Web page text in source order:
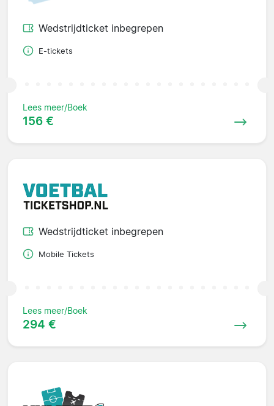
Wedstrijdticket inbegrepen
E-tickets
Lees meer/Boek
156 €
Wedstrijdticket inbegrepen
Mobile Tickets
Lees meer/Boek
294 €